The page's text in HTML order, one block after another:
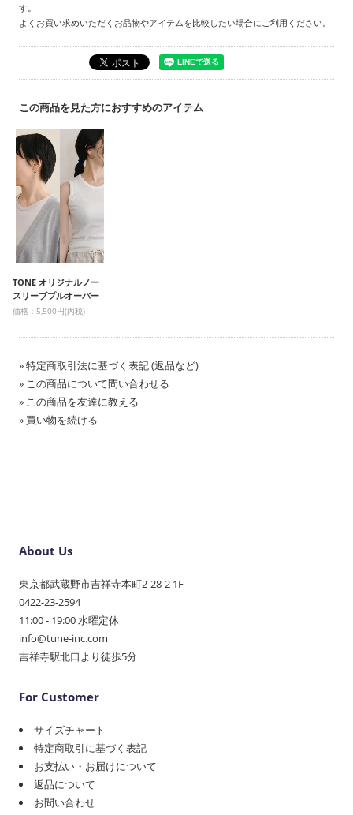
す。
よくお買い求めいただくお品物やアイテムを比較したい場合にご利用ください。
この商品を見た方におすすめのアイテム
TONE オリジナルノー
スリーブプルオーバー
価格：5,500円(内税)
» 特定商取引法に基づく表記 (返品など)
» この商品について問い合わせる
» この商品を友達に教える
» 買い物を続ける
About Us
東京都武蔵野市吉祥寺本町2-28-2 1F
0422-23-2594
11:00 - 19:00 水曜定休
info@tune-inc.com
吉祥寺駅北口より徒歩5分
For Customer
サイズチャート
特定商取引に基づく表記
お支払い・お届けについて
返品について
お問い合わせ